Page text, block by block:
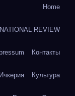
Home
REVIEW
Контакты
Культура